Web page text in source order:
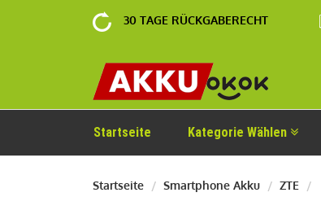
30 TAGE RÜCKGABERECHT
Startseite Kategorie Wählen
Startseite Smartphone Akku ZTE